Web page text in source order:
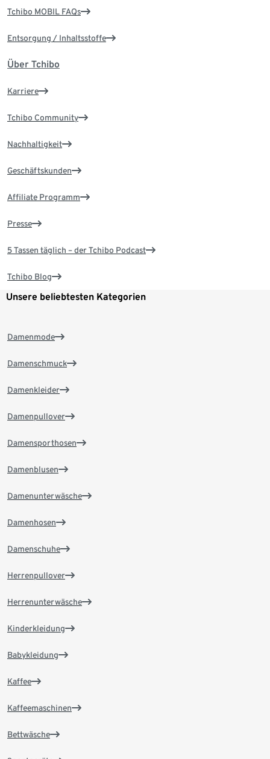
Tchibo MOBIL FAQs
Entsorgung / Inhaltsstoffe
Über Tchibo
Karriere
Tchibo Community
Nachhaltigkeit
Geschäftskunden
Affiliate Programm
Presse
5 Tassen täglich – der Tchibo Podcast
Tchibo Blog
Unsere beliebtesten Kategorien
Damenmode
Damenschmuck
Damenkleider
Damenpullover
Damensporthosen
Damenblusen
Damenunterwäsche
Damenhosen
Damenschuhe
Herrenpullover
Herrenunterwäsche
Kinderkleidung
Babykleidung
Kaffee
Kaffeemaschinen
Bettwäsche